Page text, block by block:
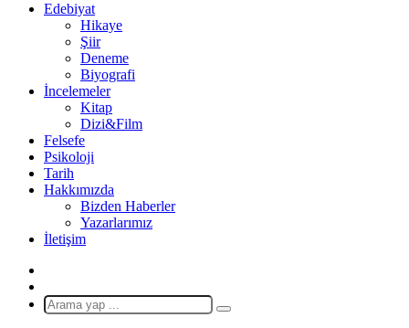
Edebiyat
Hikaye
Şiir
Deneme
Biyografi
İncelemeler
Kitap
Dizi&Film
Felsefe
Psikoloji
Tarih
Hakkımızda
Bizden Haberler
Yazarlarımız
İletişim
Makale
Arama